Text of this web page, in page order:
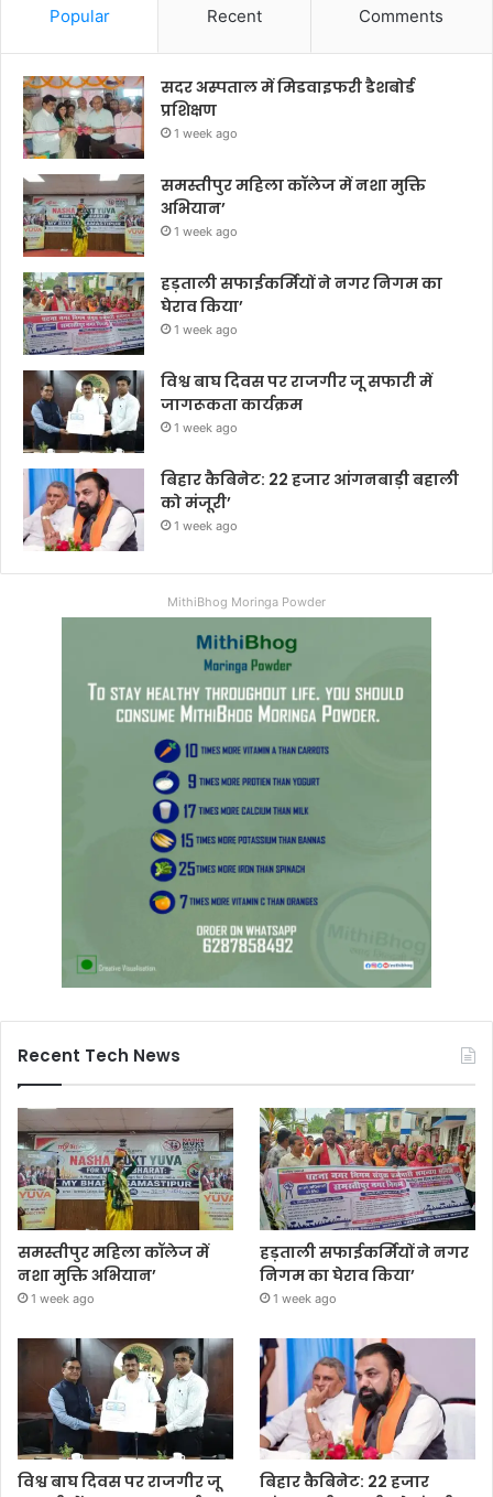
Popular Recent Comments
सदर अस्पताल में मिडवाइफरी डैशबोर्ड
प्रशिक्षण
1 week ago
समस्तीपुर महिला कॉलेज में नशा मुक्ति
अभियान’
1 week ago
हड़ताली सफाईकर्मियों ने नगर निगम का
घेराव किया’
1 week ago
विश्व बाघ दिवस पर राजगीर जू सफारी में
जागरूकता कार्यक्रम
1 week ago
बिहार कैबिनेट: 22 हजार आंगनबाड़ी बहाली
को मंजूरी’
1 week ago
MithiBhog Moringa Powder
Recent Tech News
समस्तीपुर महिला कॉलेज में
नशा मुक्ति अभियान’
1 week ago
हड़ताली सफाईकर्मियों ने नगर
निगम का घेराव किया’
1 week ago
विश्व बाघ दिवस पर राजगीर जू
बिहार कैबिनेट: 22 हजार